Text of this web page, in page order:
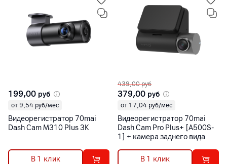
199,00 руб
от 9,54 руб/мес
Видеорегистратор 70mai
Dash Cam M310 Plus 3K
В 1 клик
439,00 руб
379,00 руб
от 17,04 руб/мес
Видеорегистратор 70mai
Dash Cam Pro Plus+ [A500S-
1] + камера заднего вида
В 1 клик